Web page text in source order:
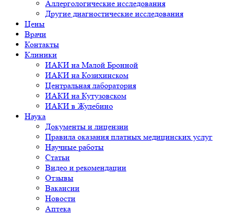
Аллергологические исследования
Другие диагностические исследования
Цены
Врачи
Контакты
Клиники
ИАКИ на Малой Бронной
ИАКИ на Козихинском
Центральная лаборатория
ИАКИ на Кутузовском
ИАКИ в Жулебино
Наука
Документы и лицензии
Правила оказания платных медицинских услуг
Научные работы
Статьи
Видео и рекомендации
Отзывы
Вакансии
Новости
Аптека